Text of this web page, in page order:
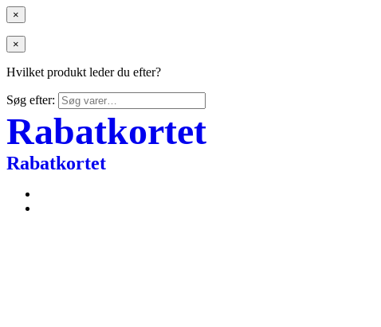
×
×
Hvilket produkt leder du efter?
Søg efter:
Rabatkortet
Rabatkortet